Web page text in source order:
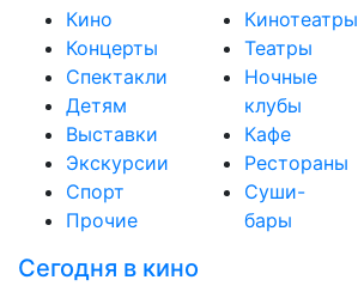
Кино
Концерты
Спектакли
Детям
Выставки
Экскурсии
Спорт
Прочие
Кинотеатры
Театры
Ночные
клубы
Кафе
Рестораны
Суши-
бары
Сегодня в кино